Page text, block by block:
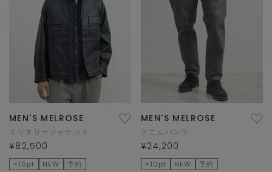
MEN'S MELROSE
ミリタリージャケット
¥82,500
×10pt NEW 予約
MEN'S MELROSE
デニムパンツ
¥24,200
×10pt NEW 予約